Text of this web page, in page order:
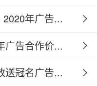
年广告...
广告合作价...
送冠名广告...